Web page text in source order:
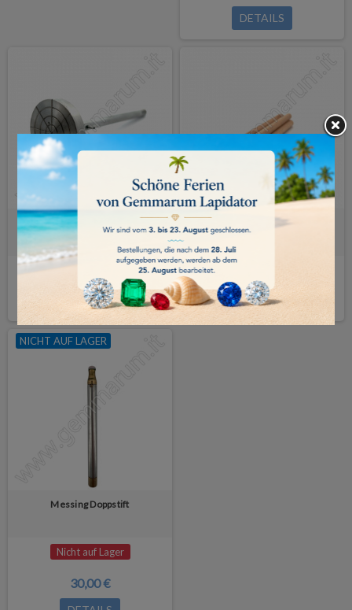
DETAILS
Kalibrierungs-Doppstift aus
Aluminium
KAUFEN
Holz-DOPStift - 5-Stk
KAUFEN
NICHT AUF LAGER
Messing Doppstift
Nicht auf Lager
30,00 €